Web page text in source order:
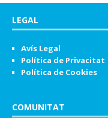
LEGAL
Avís Legal
Política de Privacitat
Política de Cookies
COMUNITAT